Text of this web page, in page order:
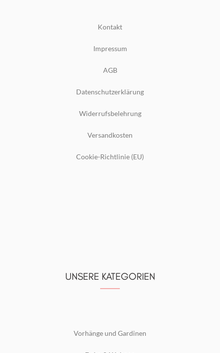
Kontakt
Impressum
AGB
Datenschutzerklärung
Widerrufsbelehrung
Versandkosten
Cookie-Richtlinie (EU)
UNSERE KATEGORIEN
Vorhänge und Gardinen